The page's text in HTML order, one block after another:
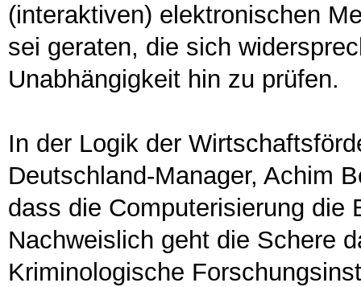
(interaktiven) elektronischen
sei geraten, die sich
Unabhängigkeit hin zu prüfen.
In der Logik der
Deutschland-Manager, Achim
dass die Computerisierung die
Nachweislich geht die Schere
Kriminologische